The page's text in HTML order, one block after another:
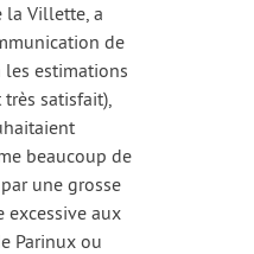
la Villette, a
de
les estimations
satisfait),
beaucoup de
une grosse
excessive aux
Parinux ou